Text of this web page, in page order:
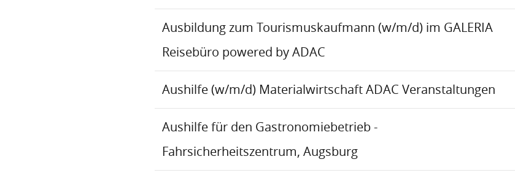
Ausbildung zum Tourismuskaufmann (w/m/d) im GALERIA
Reisebüro powered by ADAC
Aushilfe (w/m/d) Materialwirtschaft ADAC Veranstaltungen
Aushilfe für den Gastronomiebetrieb -
Fahrsicherheitszentrum, Augsburg